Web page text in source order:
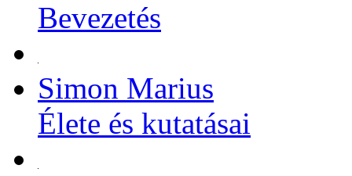
Bevezetés
Simon Marius
Élete és kutatásai